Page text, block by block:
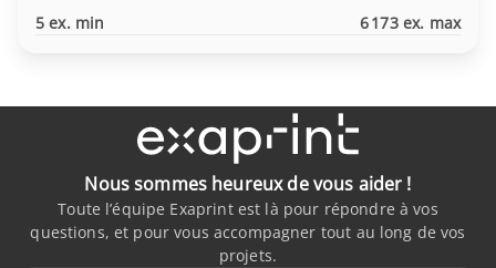
5 ex. min 6 173 ex. max
Nous sommes heureux de vous aider !
Toute l’équipe Exaprint est là pour répondre à vos
questions, et pour vous accompagner tout au long de vos
projets.